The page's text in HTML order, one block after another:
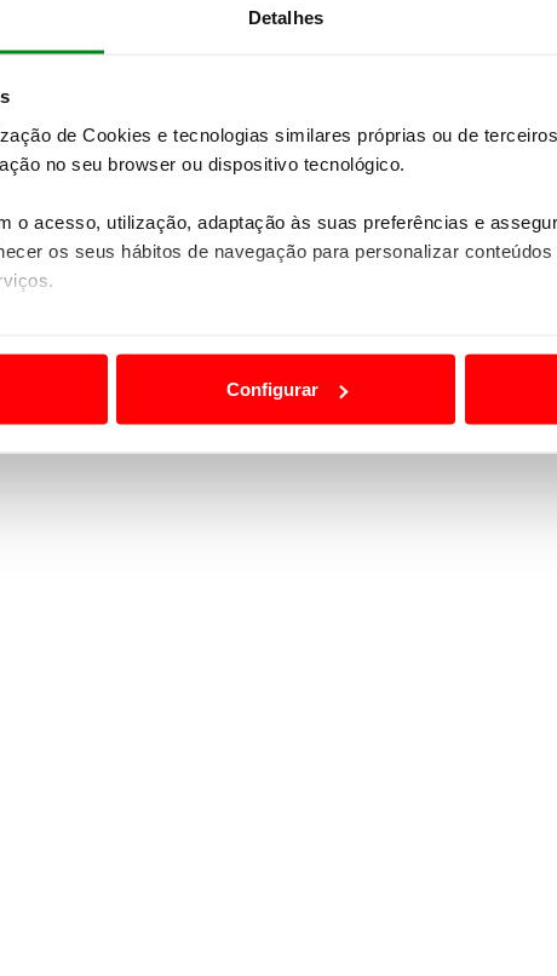
Detalhes
de Cookies e tecnologias similares próprias ou de
no seu browser ou dispositivo tecnológico.
o acesso, utilização, adaptação às suas preferências e
os seus hábitos de navegação para personalizar
a sua experiência digital, personalizar conteúdos e
bem como para analisar dados de navegação no nosso
informação, relativa à sua utilização do nosso site de
Configurar